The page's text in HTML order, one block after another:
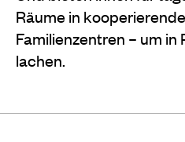
Räume in
Familienzentren – um in
lachen.